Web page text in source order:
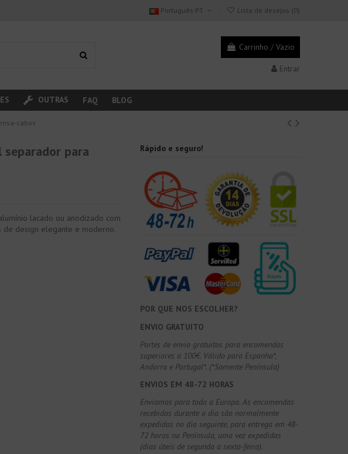
Português PT Lista de desejos (0)
Carrinho / Vazio
Entrar
OUTRAS FAQ BLOG
cabos
separador para
lacado ou anodizado com
de design elegante e moderno.
Rápido e seguro!
POR QUE NOS ESCOLHER?
ENVIO GRATUITO
Portes de envio gratuitos para encomendas
superiores a 100€. Válido para Espanha*,
Andorra e Portugal*. (*Somente Península)
ENVIOS EM 48-72 HORAS
Enviamos para toda a Europa. As encomendas
recebidas durante o dia são normalmente
expedidas no dia seguinte, para entrega em 48-
72 horas na Península, uma vez expedidas
(dias úteis de segunda a sexta-feira).